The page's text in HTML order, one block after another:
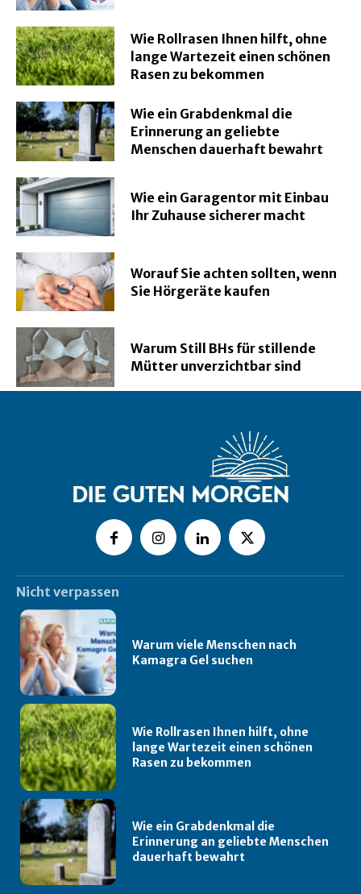
Wie Rollrasen Ihnen hilft, ohne
lange Wartezeit einen schönen
Rasen zu bekommen
Wie ein Grabdenkmal die
Erinnerung an geliebte
Menschen dauerhaft bewahrt
Wie ein Garagentor mit Einbau
Ihr Zuhause sicherer macht
Worauf Sie achten sollten, wenn
Sie Hörgeräte kaufen
Warum Still BHs für stillende
Mütter unverzichtbar sind
Nicht verpassen
Warum viele Menschen nach
Kamagra Gel suchen
Wie Rollrasen Ihnen hilft, ohne
lange Wartezeit einen schönen
Rasen zu bekommen
Wie ein Grabdenkmal die
Erinnerung an geliebte Menschen
dauerhaft bewahrt